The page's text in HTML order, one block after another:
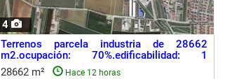
4
Terrenos parcela industria de 28662
m2.ocupación: 70%.edificabilidad: 1
m2/m2...
28662 m² Hace 12 horas